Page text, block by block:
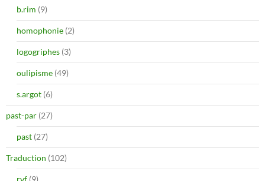
b.rim (9)
homophonie (2)
logogriphes (3)
oulipisme (49)
s.argot (6)
past-par (27)
past (27)
Traduction (102)
rvf (9)